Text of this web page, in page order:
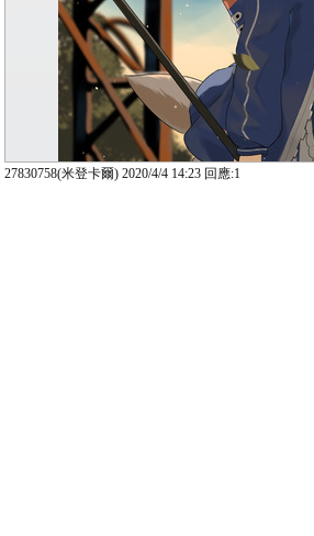
27830758(米登卡爾) 2020/4/4 14:23 回應:1